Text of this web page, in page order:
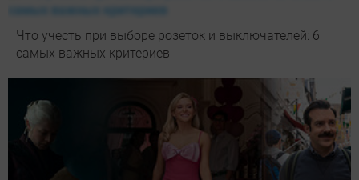
Что учесть при выборе розеток и выключателей: 6
самых важных критериев